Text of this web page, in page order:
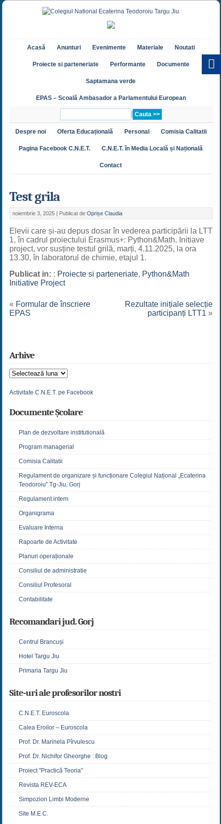
Acasă Anunturi Evenimente Materiale Noutati
Proiecte si parteneriate Performante Documente
Saptamana verde
EPAS – Scoală Ambasador a Parlamentului European
Despre noi Oferta Educațională Personal Comisia Calitatii
Pagina Facebook C.N.E.T. C.N.E.T. în Media Locală și Națională
Contact
Test grila
noiembrie 3, 2025 | Publicat de Oprișe Claudia
Elevii care și-au depus dosar în vederea participării la LTT
1, în cadrul proiectului Erasmus+: Python&Math. Initiave
project, vor susține testul grilă, marți, 4.11.2025, la ora
13.30, în laboratorul de chimie, etajul 1.
Publicat in: : Proiecte si parteneriate, Python&Math
Initiative Project
« Formular de înscriere
EPAS
Rezultate inițiale selecție
participanți LTT1 »
Arhive
Arhive
Activitate C.N.E.T. pe Facebook
Documente Școlare
Plan de dezvoltare institutională
Program managerial
Comisia Calitatii
Regulament de organizare și funcționare Colegiul Național „Ecaterina
Teodoroiu” Tg-Jiu, Gorj
Regulament intern
Organigrama
Evaluare Interna
Rapoarte de Activitate
Planuri operaționale
Consiliul de administratie
Consiliul Profesoral
Contabilitate
Recomandari jud. Gorj
Centrul Brancuși
Hotel Targu Jiu
Primaria Targu Jiu
Site-uri ale profesorilor nostri
C.N.E.T. Euroscola
Calea Eroilor – Euroscola
Prof. Dr. Marinela Pîrvulescu
Prof. Dr. Nichifor Gheorghe : Blog
Proiect "Practică Teoria"
Revista REV-ECA
Simpozion Limbi Moderne
Site M.E.C.